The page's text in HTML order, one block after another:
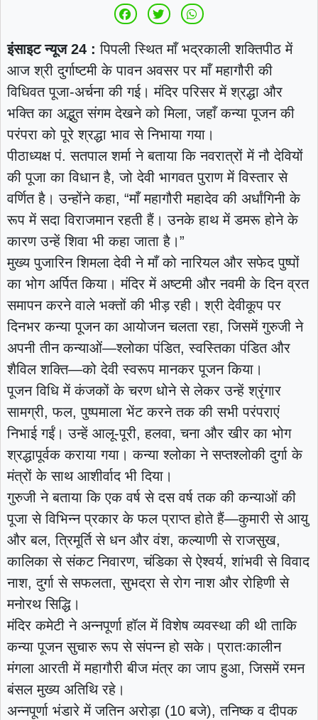
इंसाइट न्यूज 24 : पिपली स्थित माँ भद्रकाली शक्तिपीठ में
आज श्री दुर्गाष्टमी के पावन अवसर पर माँ महागौरी की
विधिवत पूजा-अर्चना की गई। मंदिर परिसर में श्रद्धा और
भक्ति का अद्भुत संगम देखने को मिला, जहाँ कन्या पूजन की
परंपरा को पूरे श्रद्धा भाव से निभाया गया।
पीठाध्यक्ष पं. सतपाल शर्मा ने बताया कि नवरात्रों में नौ देवियों
की पूजा का विधान है, जो देवी भागवत पुराण में विस्तार से
वर्णित है। उन्होंने कहा, “माँ महागौरी महादेव की अर्धांगिनी के
रूप में सदा विराजमान रहती हैं। उनके हाथ में डमरू होने के
कारण उन्हें शिवा भी कहा जाता है।”
मुख्य पुजारिन शिमला देवी ने माँ को नारियल और सफेद पुष्पों
का भोग अर्पित किया। मंदिर में अष्टमी और नवमी के दिन व्रत
समापन करने वाले भक्तों की भीड़ रही। श्री देवीकूप पर
दिनभर कन्या पूजन का आयोजन चलता रहा, जिसमें गुरुजी ने
अपनी तीन कन्याओं—श्लोका पंडित, स्वस्तिका पंडित और
शैविल शक्ति—को देवी स्वरूप मानकर पूजन किया।
पूजन विधि में कंजकों के चरण धोने से लेकर उन्हें श्रृंगार
सामग्री, फल, पुष्पमाला भेंट करने तक की सभी परंपराएं
निभाई गईं। उन्हें आलू-पूरी, हलवा, चना और खीर का भोग
श्रद्धापूर्वक कराया गया। कन्या श्लोका ने सप्तश्लोकी दुर्गा के
मंत्रों के साथ आशीर्वाद भी दिया।
गुरुजी ने बताया कि एक वर्ष से दस वर्ष तक की कन्याओं की
पूजा से विभिन्न प्रकार के फल प्राप्त होते हैं—कुमारी से आयु
और बल, त्रिमूर्ति से धन और वंश, कल्याणी से राजसुख,
कालिका से संकट निवारण, चंडिका से ऐश्वर्य, शांभवी से विवाद
नाश, दुर्गा से सफलता, सुभद्रा से रोग नाश और रोहिणी से
मनोरथ सिद्धि।
मंदिर कमेटी ने अन्नपूर्णा हॉल में विशेष व्यवस्था की थी ताकि
कन्या पूजन सुचारु रूप से संपन्न हो सके। प्रातःकालीन
मंगला आरती में महागौरी बीज मंत्र का जाप हुआ, जिसमें रमन
बंसल मुख्य अतिथि रहे।
अन्नपूर्णा भंडारे में जतिन अरोड़ा (10 बजे), तनिष्क व दीपक